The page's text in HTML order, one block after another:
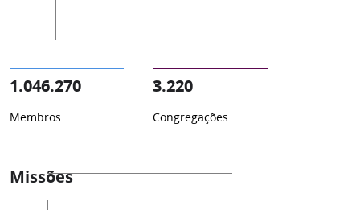
1.046.270
Membros
3.220
Congregações
Missões